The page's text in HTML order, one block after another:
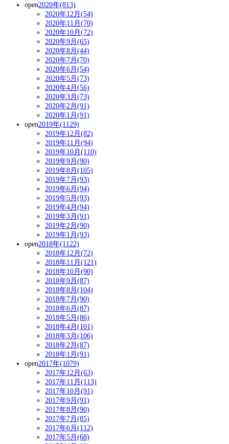
open2020年(813)
2020年12月(54)
2020年11月(70)
2020年10月(72)
2020年9月(65)
2020年8月(44)
2020年7月(70)
2020年6月(54)
2020年5月(73)
2020年4月(56)
2020年3月(73)
2020年2月(91)
2020年1月(91)
open2019年(1129)
2019年12月(82)
2019年11月(94)
2019年10月(110)
2019年9月(90)
2019年8月(105)
2019年7月(93)
2019年6月(94)
2019年5月(93)
2019年4月(94)
2019年3月(91)
2019年2月(90)
2019年1月(93)
open2018年(1122)
2018年12月(72)
2018年11月(121)
2018年10月(90)
2018年9月(87)
2018年8月(104)
2018年7月(90)
2018年6月(87)
2018年5月(86)
2018年4月(101)
2018年3月(106)
2018年2月(87)
2018年1月(91)
open2017年(1079)
2017年12月(63)
2017年11月(113)
2017年10月(91)
2017年9月(91)
2017年8月(90)
2017年7月(85)
2017年6月(112)
2017年5月(68)